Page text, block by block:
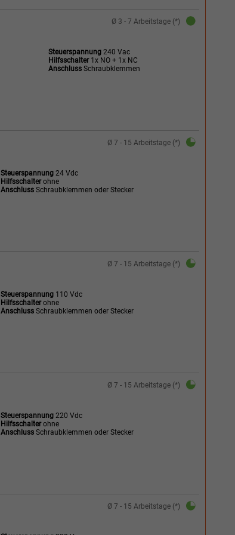
Ø 3 - 7 Arbeitstage (*)
Steuerspannung 240 Vac
Hilfsschalter1x NO + 1x NC
Anschluss Schraubklemmen
Ø 7 - 15 Arbeitstage (*)
Steuerspannung 24 Vdc
Hilfsschalterohne
Anschluss Schraubklemmen oder Stecker
Ø 7 - 15 Arbeitstage (*)
Steuerspannung 110 Vdc
Hilfsschalterohne
Anschluss Schraubklemmen oder Stecker
Ø 7 - 15 Arbeitstage (*)
Steuerspannung 220 Vdc
Hilfsschalterohne
Anschluss Schraubklemmen oder Stecker
Ø 7 - 15 Arbeitstage (*)